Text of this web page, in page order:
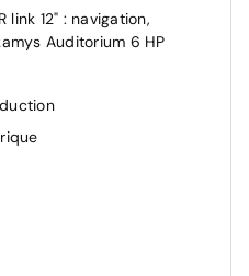
7kW & courant continu 85
charge) (pic max)
feux de
impulsion
impulsion
link 12" : navigation,
Auditorium 6 HP